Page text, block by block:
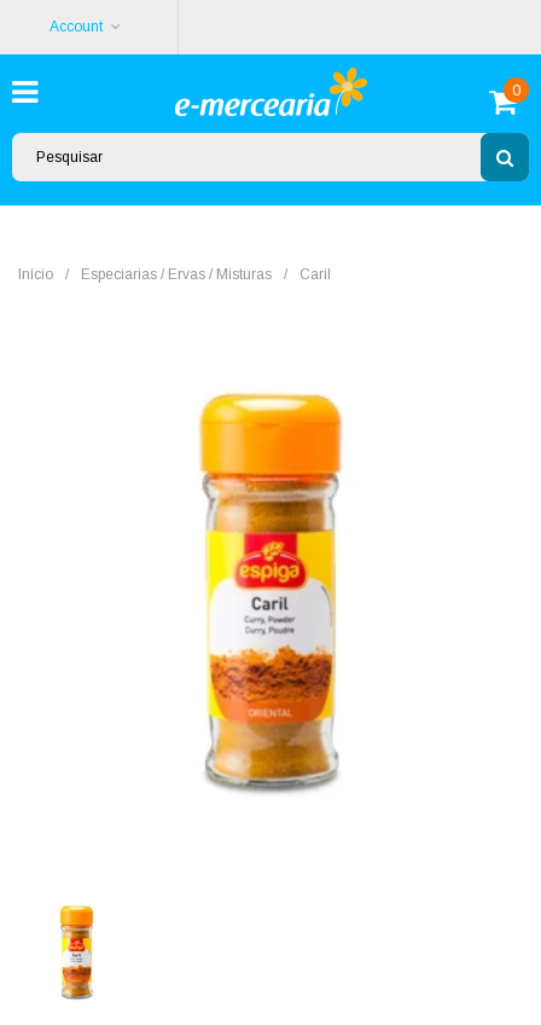
Account
0
Início / Especiarias / Ervas / Misturas / Caril